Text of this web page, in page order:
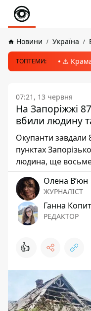
Новини Україна
ТОПТЕМИ: ⚠️
07:21, 13 червня
На Запоріжжі
вбили людину
Окупанти завдали
пунктах
людина, ще
Олена Вʼюн
ЖУРНАЛІСТ
Ганна
РЕДАКТОР
👍